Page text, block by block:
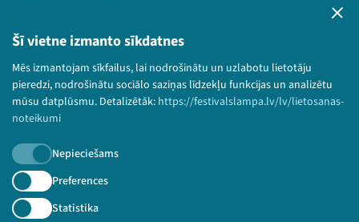
Šī vietne izmanto sīkdatnes
Mēs izmantojam sīkfailus, lai nodrošinātu un uzlabotu lietotāju
pieredzi, nodrošinātu sociālo saziņas līdzekļu funkcijas un analizētu
mūsu datplūsmu. Detalizētāk: https://festivalslampa.lv/lv/lietosanas-
noteikumi
Nepieciešams
Preferences
Statistika
Veikals
Kontakti
Lietošanas noteikumi un sīkdatņu politika
Bērnu aizsardzības politika
© 2026 Sarunu festivāls LAMPA Visas tiesības
paturētas.
Piesakies jaunumiem!
Nepalaid garām aktuālāko informāciju!